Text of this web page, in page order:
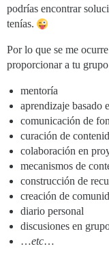
podrías encontrar
tenías.
Por lo que se me
proporcionar a tu
mentoría
aprendizaje basado
comunicación de
curación de
colaboración en
mecanismos de
construcción de
creación de
diario personal
discusiones en
…etc…